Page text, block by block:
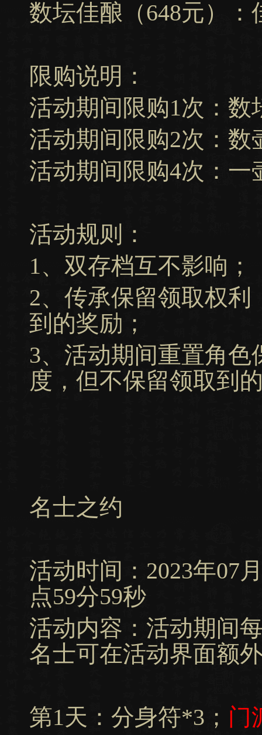
数坛佳酿（648元）：
限购说明：
活动期间限购1次：数
活动期间限购2次：数
活动期间限购4次：一
活动规则：
1、双存档互不影响；
2、传承保留领取权
到的奖励；
3、活动期间重置角
度，但不保留领取到
名士之约
活动时间：2023年07
点59分59秒
活动内容：活动期间
名士可在活动界面额
第1天：分身符*3； 门